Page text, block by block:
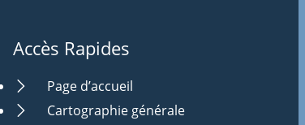
Accès Rapides
Page d’accueil
Cartographie générale